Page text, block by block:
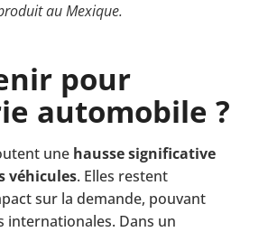
au Mexique.
pour
automobile ?
une hausse significative
véhicules. Elles restent
sur la demande, pouvant
internationales. Dans un